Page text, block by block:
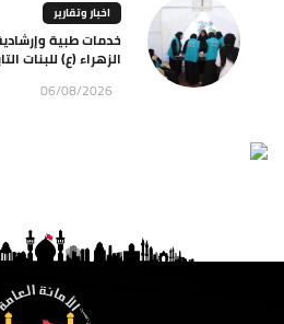
اخبار وتقارير
خدمات طبية
الزهراء (ع) للبنات
06/08/2026